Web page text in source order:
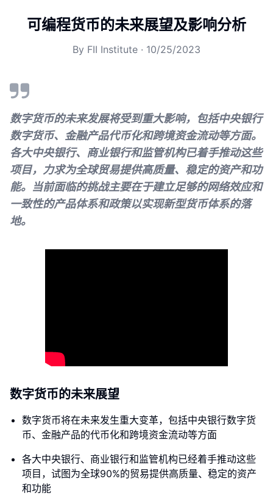
可编程货币的未来展望及影响分析
By FII Institute · 10/25/2023
数字货币的未来发展将受到重大影响，包括中央银行
数字货币、金融产品代币化和跨境资金流动等方面。
各大中央银行、商业银行和监管机构已着手推动这些
项目，力求为全球贸易提供高质量、稳定的资产和功
能。当前面临的挑战主要在于建立足够的网络效应和
一致性的产品体系和政策以实现新型货币体系的落
地。
数字货币的未来展望
数字货币将在未来发生重大变革，包括中央银行数字货
币、金融产品的代币化和跨境资金流动等方面
各大中央银行、商业银行和监管机构已经着手推动这些
项目，试图为全球90%的贸易提供高质量、稳定的资产
和功能